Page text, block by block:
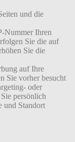
und die
Nummer Ihren
Sie die auf
Sie die
auf Ihre
Sie vorher besucht
oder
persönlich
und Standort